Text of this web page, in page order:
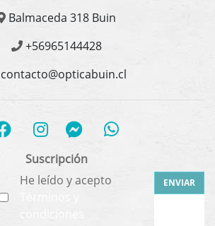
Balmaceda 318 Buin
+56965144428
contacto@opticabuin.cl
Suscripción
He leído y acepto
condiciones
ENVIAR